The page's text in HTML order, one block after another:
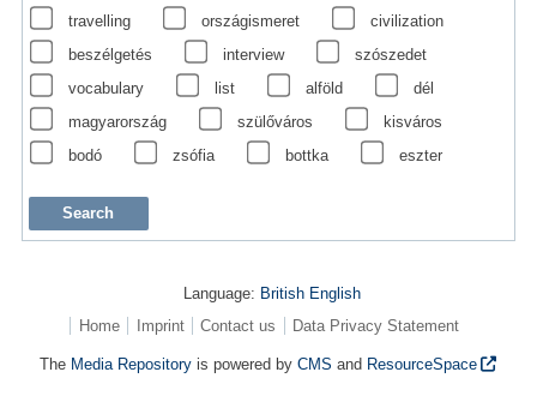
travelling
országismeret
civilization
beszélgetés
interview
szószedet
vocabulary
list alföld
dél
magyarország
szülőváros
kisváros
bodó
zsófia bottka eszter
Language: British English
Home
Imprint Contact us Data Privacy Statement
The Media Repository is powered byCMS and ResourceSpace